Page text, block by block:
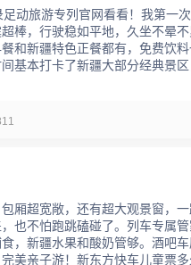
动旅游专列官网看看！我第一
棒，行驶稳如平地，久坐不晕
和新疆特色正餐都有，免费饮
基本打卡了新疆大部分经典景
厢超宽敞，还有超大观景窗，
也不怕跑跳磕碰了。列车专属
，新疆水果和酸奶管够。酒吧
美亲子游！新东方快车儿童票